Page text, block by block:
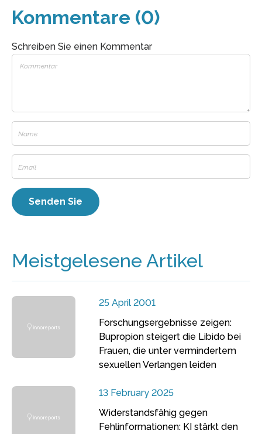
Kommentare (0)
Schreiben Sie einen Kommentar
Meistgelesene Artikel
25 April 2001
Forschungsergebnisse zeigen:
Bupropion steigert die Libido bei
Frauen, die unter vermindertem
sexuellen Verlangen leiden
13 February 2025
Widerstandsfähig gegen
Fehlinformationen: KI stärkt den